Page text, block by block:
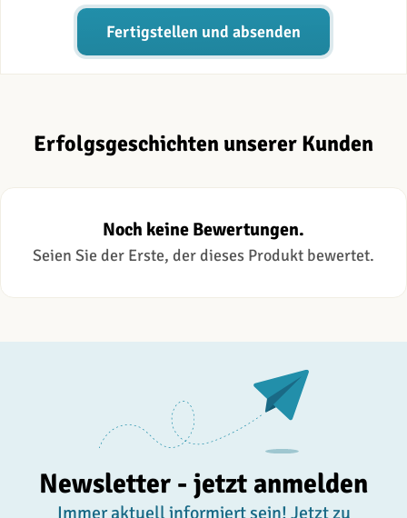
Fertigstellen und absenden
Erfolgsgeschichten unserer Kunden
Noch keine Bewertungen.
Seien Sie der Erste, der dieses Produkt bewertet.
Newsletter - jetzt anmelden
Immer aktuell informiert sein! Jetzt zu